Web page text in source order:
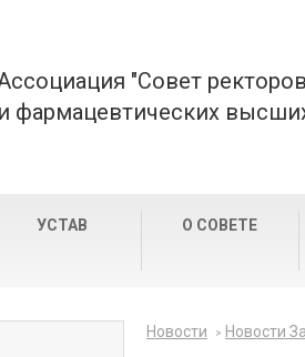
"Совет
и фармацевтических
УСТАВ О СОВЕТЕ
Новости Новости